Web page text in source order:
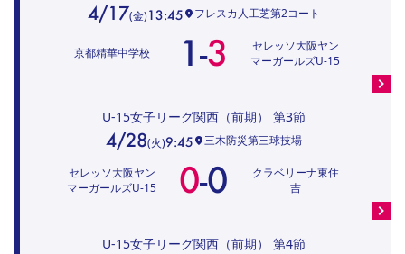
4/17(金)13:45 フレスカ人工芝第2コート
セレッソ大阪ヤン
マーガールズU-15
3
-
1
京都精華中学校
U-15女子リーグ関西（前期） 第3節
4/28(火)9:45 三木防災第三球技場
セレッソ大阪ヤン
マーガールズU-15
0-0
クラベリーナ東住
吉
U-15女子リーグ関西（前期） 第4節